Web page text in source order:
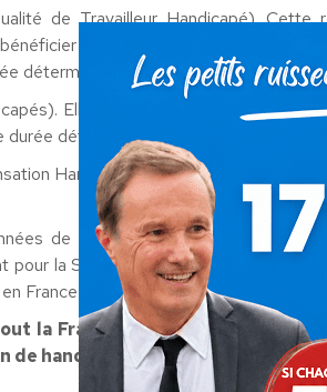
de Travailleur Handicapé).
de dispositifs et des aides
déterminée.
Elle est accordée avec un taux
déterminée ou à vie pour un
Handicap). C’est une aide
de nombreux témoignages me
la SEP. Une discrimination de
France !
la France mettent plus que
de handicap.